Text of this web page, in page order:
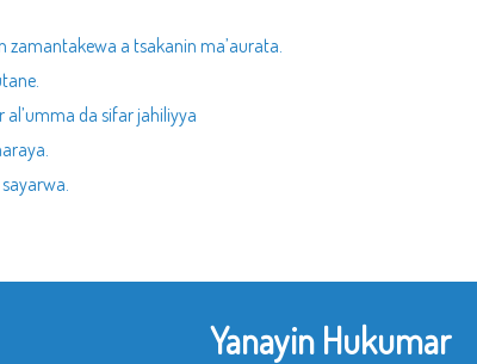
zamantakewa a tsakanin ma’aurata.
da sifar jahiliyya
Yanayin Hukumar